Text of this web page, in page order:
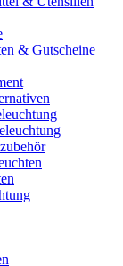
& Gutscheine